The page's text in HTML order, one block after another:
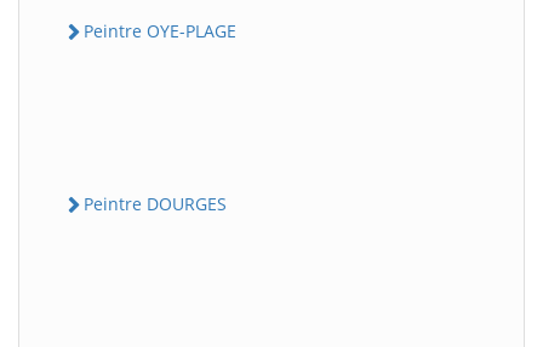
Peintre OYE-PLAGE
Peintre DOURGES